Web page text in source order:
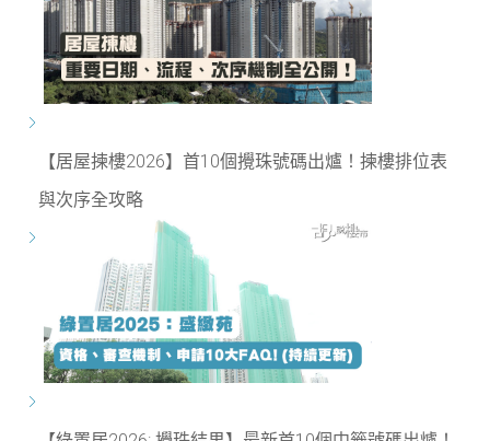
【居屋揀樓2026】首10個攪珠號碼出爐！揀樓排位表
與次序全攻略